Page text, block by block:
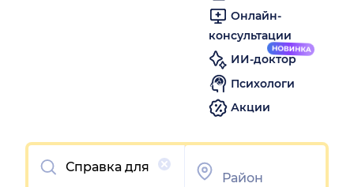
Онлайн-
консультации
ИИ-доктор
Психологи
Акции
Очистить